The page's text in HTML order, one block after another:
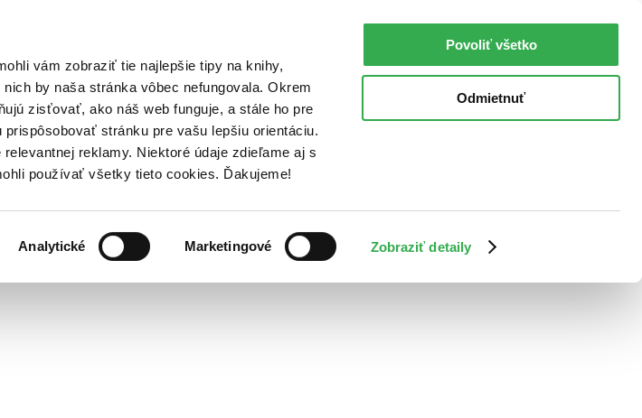
vám zobraziť tie najlepšie tipy na knihy,
by naša stránka vôbec nefungovala. Okrem
zisťovať, ako náš web funguje, a stále ho pre
stránku pre vašu lepšiu orientáciu.
reklamy. Niektoré údaje zdieľame aj s
používať všetky tieto cookies. Ďakujeme!
Analytické Marketingové Zobraziť detaily
Povoliť všetko
Odmietnuť